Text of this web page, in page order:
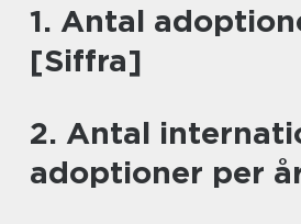
1. Antal
[Siffra]
2. Antal
adoptioner per